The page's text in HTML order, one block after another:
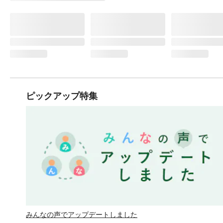
ピックアップ特集
みんなの声でアップデートしました